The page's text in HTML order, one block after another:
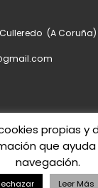
Culleredo (A Coruña)
de
reservados
con el Tema
propias y
que
navegación.
Leer Más